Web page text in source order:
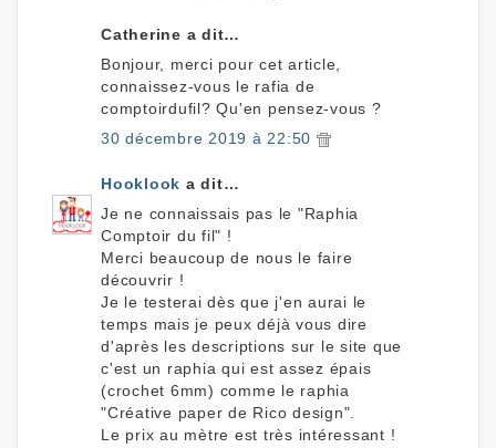
Catherine a dit…
Bonjour, merci pour cet article,
connaissez-vous le rafia de
comptoirdufil? Qu'en pensez-vous ?
30 décembre 2019 à 22:50
Hooklook a dit…
Je ne connaissais pas le "Raphia
Comptoir du fil" !
Merci beaucoup de nous le faire
découvrir !
Je le testerai dès que j'en aurai le
temps mais je peux déjà vous dire
d'après les descriptions sur le site que
c'est un raphia qui est assez épais
(crochet 6mm) comme le raphia
"Créative paper de Rico design".
Le prix au mètre est très intéressant !